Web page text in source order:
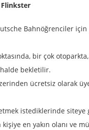
Flinkster
Bahnöğrenciler
bir çok
bekletilir.
ücretsiz olarak
istediklerinde siteye
en yakın olanı ve